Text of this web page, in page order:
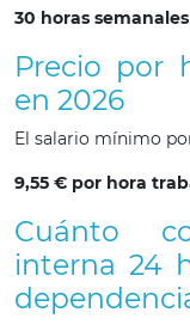
30 horas
Precio por
en 2026
El salario mínimo
9,55 € por hora
Cuánto
interna 24